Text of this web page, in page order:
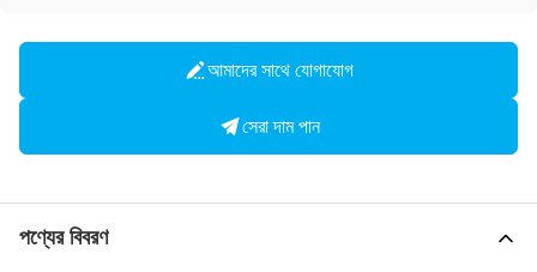
আমাদের সাথে যোগাযোগ
সেরা দাম পান
পণ্যের বিবরণ